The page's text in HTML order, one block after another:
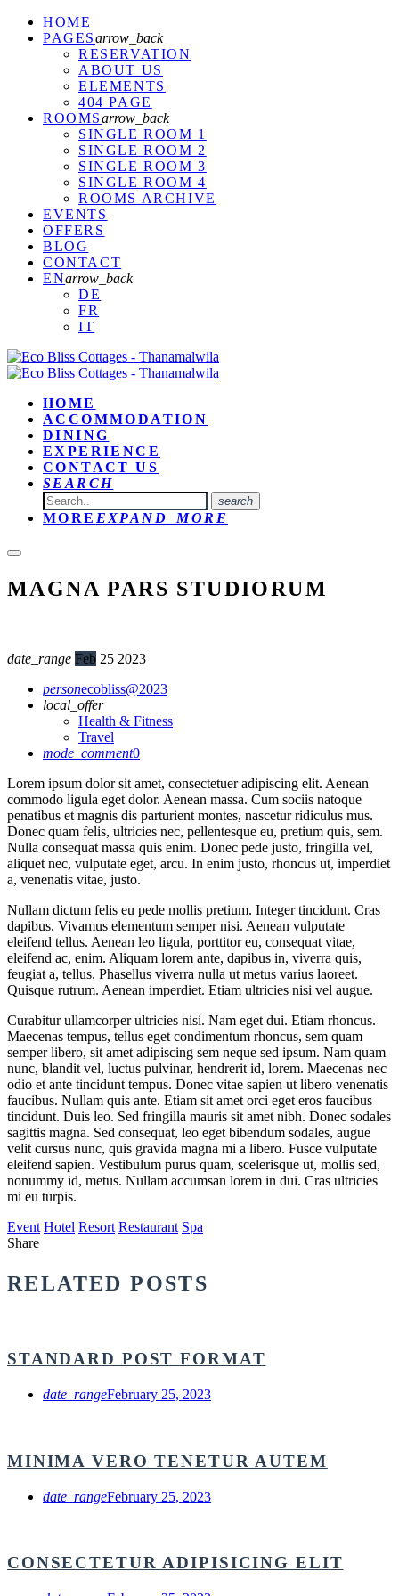
HOME
PAGESarrow_back
RESERVATION
ABOUT US
ELEMENTS
404 PAGE
ROOMSarrow_back
SINGLE ROOM 1
SINGLE ROOM 2
SINGLE ROOM 3
SINGLE ROOM 4
ROOMS ARCHIVE
EVENTS
OFFERS
BLOG
CONTACT
ENarrow_back
DE
FR
IT
HOME
ACCOMMODATION
DINING
EXPERIENCE
CONTACT US
SEARCH
search
MORE EXPAND_MORE
MAGNA PARS STUDIORUM
date_range Feb 25 2023
personecobliss@2023
local_offer
Health & Fitness
Travel
mode_comment0
Lorem ipsum dolor sit amet, consectetuer adipiscing elit. Aenean
commodo ligula eget dolor. Aenean massa. Cum sociis natoque
penatibus et magnis dis parturient montes, nascetur ridiculus mus.
Donec quam felis, ultricies nec, pellentesque eu, pretium quis, sem.
Nulla consequat massa quis enim. Donec pede justo, fringilla vel,
aliquet nec, vulputate eget, arcu. In enim justo, rhoncus ut, imperdiet
a, venenatis vitae, justo.
Nullam dictum felis eu pede mollis pretium. Integer tincidunt. Cras
dapibus. Vivamus elementum semper nisi. Aenean vulputate
eleifend tellus. Aenean leo ligula, porttitor eu, consequat vitae,
eleifend ac, enim. Aliquam lorem ante, dapibus in, viverra quis,
feugiat a, tellus. Phasellus viverra nulla ut metus varius laoreet.
Quisque rutrum. Aenean imperdiet. Etiam ultricies nisi vel augue.
Curabitur ullamcorper ultricies nisi. Nam eget dui. Etiam rhoncus.
Maecenas tempus, tellus eget condimentum rhoncus, sem quam
semper libero, sit amet adipiscing sem neque sed ipsum. Nam quam
nunc, blandit vel, luctus pulvinar, hendrerit id, lorem. Maecenas nec
odio et ante tincidunt tempus. Donec vitae sapien ut libero venenatis
faucibus. Nullam quis ante. Etiam sit amet orci eget eros faucibus
tincidunt. Duis leo. Sed fringilla mauris sit amet nibh. Donec sodales
sagittis magna. Sed consequat, leo eget bibendum sodales, augue
velit cursus nunc, quis gravida magna mi a libero. Fusce vulputate
eleifend sapien. Vestibulum purus quam, scelerisque ut, mollis sed,
nonummy id, metus. Nullam accumsan lorem in dui. Cras ultricies
mi eu turpis.
Event Hotel Resort Restaurant Spa
Share
RELATED POSTS
STANDARD POST FORMAT
date_rangeFebruary 25, 2023
MINIMA VERO TENETUR AUTEM
date_rangeFebruary 25, 2023
CONSECTETUR ADIPISICING ELIT